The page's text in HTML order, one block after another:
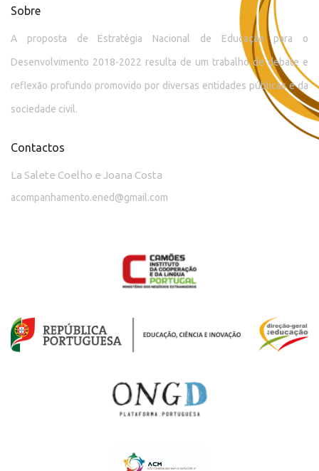
Sobre
A proposta de Estratégia Nacional de Educação para o
Desenvolvimento 2018-2022 resulta de um trabalho de debate e
reflexão profundo promovido por diversas entidades públicas e da
sociedade civil.
Contactos
La Salete Coelho e Joana Costa
acompanhamento.ened@gmail.com